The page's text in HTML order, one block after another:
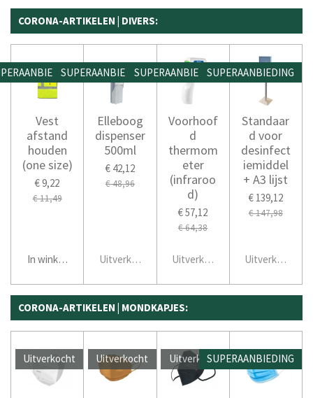
CORONA-ARTIKELEN | DIVERS:
Vest
afstand
houden
(one size)
€ 9,22
€ 11,49
In winkelwagen
SUPERAANBIEDING
Elleboog
dispenser
500ml
€ 42,12
€ 48,96
Uitverkocht
SUPERAANBIEDING
Voorhoof
d
thermom
eter
(infraroo
d)
€ 57,12
€ 64,38
Uitverkocht
SUPERAANBIEDING
Standaar
d voor
desinfect
iemiddel
+ A3 lijst
€ 139,12
€ 147,98
Uitverkocht
CORONA-ARTIKELEN | MONDKAPJES:
Uitverkocht Uitverkocht UitverkochtSUPERAANBIEDING